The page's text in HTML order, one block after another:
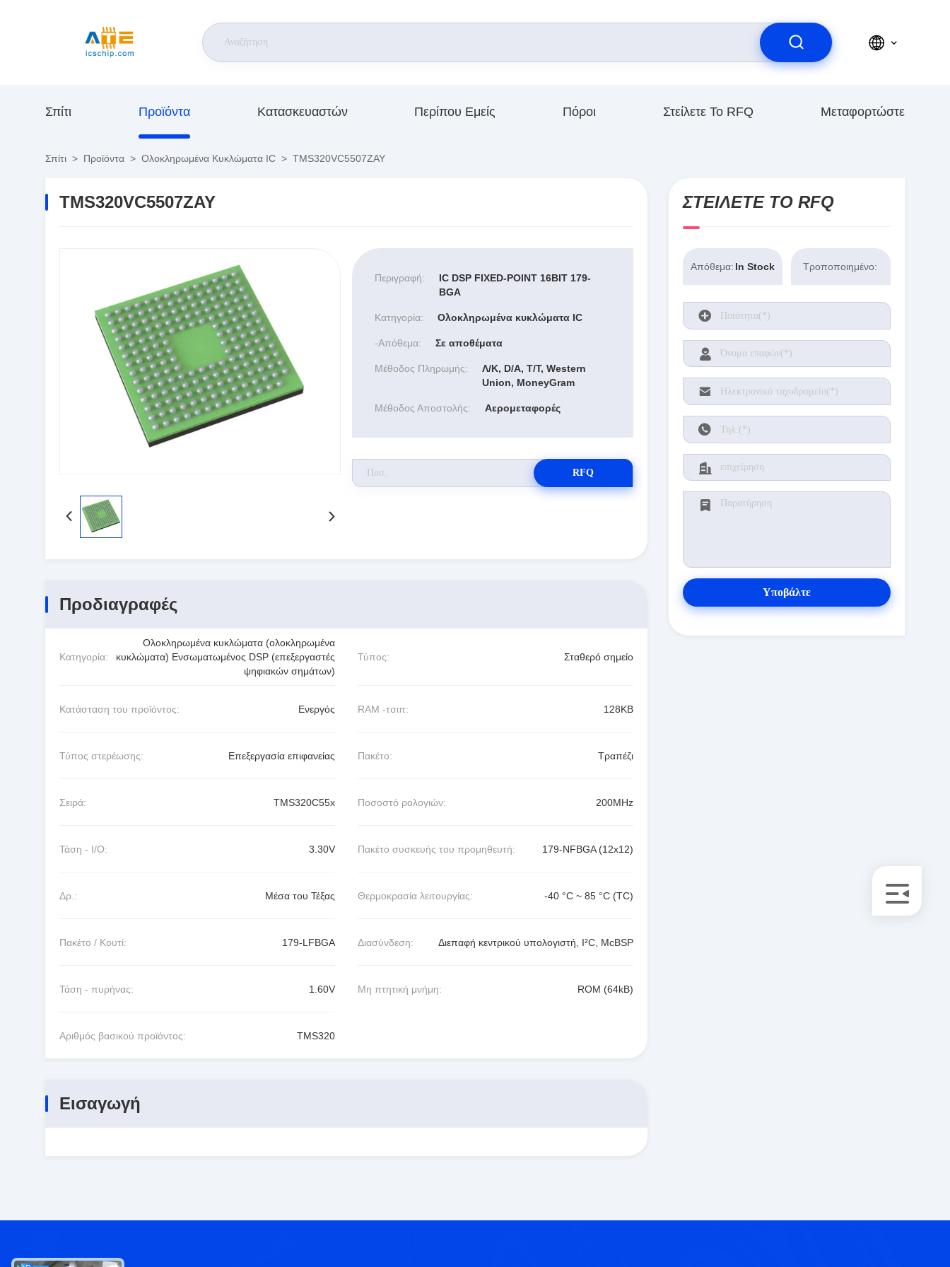
Σπίτι Προϊόντα Κατασκευαστών Περίπου Εμείς Πόροι Στείλετε Το RFQ Μεταφορτώστε
Σπίτι > Προϊόντα > Ολοκληρωμένα Κυκλώματα IC > TMS320VC5507ZAY
TMS320VC5507ZAY
Περιγραφή:
IC DSP FIXED-POINT 16BIT 179-
BGA
Κατηγορία: Ολοκληρωμένα κυκλώματα IC
-απόθεμα: Σε αποθέματα
Μέθοδος Πληρωμής:
Λ/Κ, D/A, T/T, Western
Union, MoneyGram
Μέθοδος Αποστολής: Αερομεταφορές
RFQ
Προδιαγραφές
Κατηγορία:
Ολοκληρωμένα κυκλώματα (ολοκληρωμένα
κυκλώματα) Ενσωματωμένος DSP (επεξεργαστές
ψηφιακών σημάτων)
Τύπος: Σταθερό σημείο
Κατάσταση του προϊόντος: Ενεργός RAM -τσιπ: 128KB
Τύπος στερέωσης: Επεξεργασία επιφανείας Πακέτο: Τραπέζι
Σειρά: TMS320C55x Ποσοστό ρολογιών: 200MHz
Τάση - I/O: 3.30V Πακέτο συσκευής του προμηθευτή: 179-NFBGA (12x12)
Δρ.: Μέσα του Τέξας Θερμοκρασία λειτουργίας: -40 °C ~ 85 °C (TC)
Πακέτο / Κουτί: 179-LFBGA Διασύνδεση: Διεπαφή κεντρικού υπολογιστή, I²C, McBSP
Τάση - πυρήνας: 1.60V Μη πτητική μνήμη: ROM (64kB)
Αριθμός βασικού προϊόντος: TMS320
Εισαγωγή
ΣΤΕΊΛΕΤΕ ΤΟ RFQ
Απόθεμα: In Stock Τροποποιημένο:
Υποβάλτε